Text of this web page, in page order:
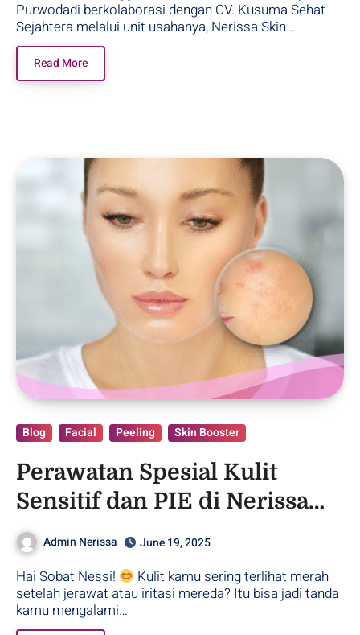
Purwodadi berkolaborasi dengan CV. Kusuma Sehat
Sejahtera melalui unit usahanya, Nerissa Skin…
Read More
Blog Facial Peeling Skin Booster
Perawatan Spesial Kulit
Sensitif dan PIE di Nerissa
Skin Clinic
Admin Nerissa June 19, 2025
Hai Sobat Nessi!
Kulit kamu sering terlihat merah
setelah jerawat atau iritasi mereda? Itu bisa jadi tanda
kamu mengalami…